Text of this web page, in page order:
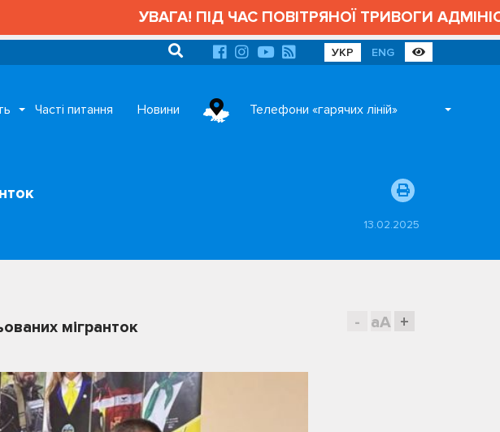
УВАГА! ПІД ЧАС ПОВІТРЯНОЇ ТРИВОГИ
УКР ENG
Часті питання Новини Телефони «гарячих ліній»
13.02.2025
- aA +
мігранток